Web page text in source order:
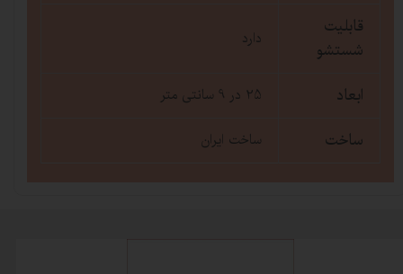
قابلیت
شستشو
دارد
ابعاد 25 در 9 سانتی متر
ساخت ساخت ایران